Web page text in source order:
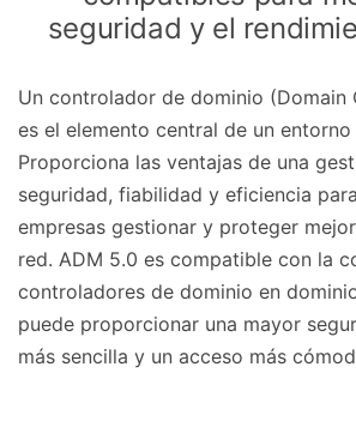
seguridad y el
Un controlador de dominio (Domain
es el elemento central de un
Proporciona las ventajas de una
seguridad, fiabilidad y eficiencia
empresas gestionar y proteger
red. ADM 5.0 es compatible con la
controladores de dominio en
puede proporcionar una mayor
más sencilla y un acceso más